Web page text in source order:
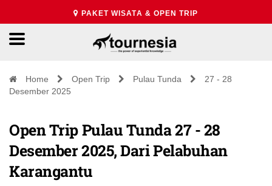
PAKET WISATA & OPEN TRIP
Home Open Trip Pulau Tunda
27 - 28
Desember 2025
Open Trip Pulau Tunda 27 - 28
Desember 2025, Dari Pelabuhan
Karangantu